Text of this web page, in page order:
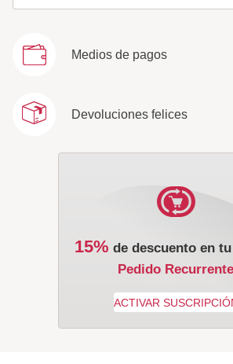
Medios de pagos
Devoluciones felices
15% de descuento en
Pedido Recurrente